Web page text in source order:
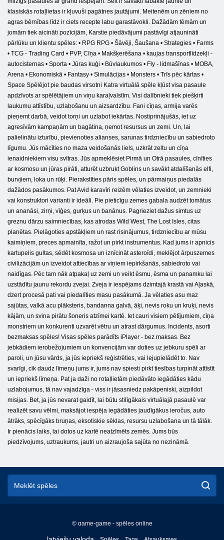
klasiskās rotaļlietas ir kļuvuši pagātnes jautājumi. Meitenēm un zēniem no
agras bērnības līdz ir ciets recepte labu garastāvokli. Dažādām tēmām un
jomām tiek aicināti pozīcijām, Karstie piedāvājumi pastāvīgi atjaunināti
pārlūku un klientu spēles: • RPG RPG • Šāvēji, Šaušana • Strategies • Farms
• TCG - Trading Card • PVP, Cīņa • Makšķerēšana • kaujas transportlīdzekļi -
autocisternas • Sporta • Jūras kuģi • Būvlaukumos • Fly - lidmašīnas • MOBA,
Arena • Ekonomiskā • Fantasy • Simulācijas • Monsters • Trīs pēc kārtas •
Space Spēlējot pie baudas virsotni Katra virtuālā spēle kļūst visa pasaule
apdzīvots ar spēlētājiem un viņu karaļvalstīm. Visi dalībnieki tiek piešķirti
laukumu attīstību, uzlabošanu un aizsardzību. Fani cīņas, armija varēs
pieņemt darbā, veidot torņi un uzlabot iekārtas. Nostiprinājušās, iet uz
agresīvām kampaņām un bagātina, ņemot resursus un zemi. Un, lai
palielinātu izturību, pievienoties alianses, sarunas tirdzniecību un sabiedroto
līgumu. Jūs mācīties no maza veidošanās liels, uzkrāt zeltu un cīņa
ienaidniekiem visu svītras. Jūs apmeklēsiet Pirmā un Otrā pasaules, cīnīties
ar kosmosu un jūras pirāti, atturēt uzbrukt Goblins un savākt atdalīšanās elfi,
burvjiem, loka un rūķi. Pierakstīties pāris spēles, un pārmaiņus piedalās
dažādos pasākumos. Pat Avid karavīri reizēm vēlaties izveidot, un zemnieki
vai konstruktori varianti ir ideāli. Pie pieticīgu zemes gabala audzēt tomātus
un ananāsi, zirņi, vīģes, gurķus un banānus. Pagrieziet dažus simtus uz
greznu dārzu saimniecības, kas atrodas Wild West, The Lost Isles, citas
planētas. Pielāgoties apstākļiem un rast risinājumus, tirdzniecību ar mūsu
kaimiņiem, preces apmainīta, ražot un pirkt instrumentus. Kad jums ir apnicis
kartupelis gultas, sēdēt kosmosa un iznīcināt asteroīdi, meklējot ārpuszemes
civilizācijām un izveidot attiecības ar viņiem iepirkšanās, sabiedroto vai
naidīgas. Pēc tam nāk atpakaļ uz zemi un veikt ēsmu, ēsma un panamku lai
uzstādītu jaunu rekordu zvejai. Zveja ir iespējams dzimtajā krastā vai Aļaskā,
dzert procesā pati vai piedalīties masu pasākumā. Ja vēlaties asu maz
sajūtas, valkā acu plāksteris, bandanna galvā, āķi, nevis roku un kruķi, nevis
kājām, un svina pirātu šoneris atzīmei kartē. Iet cauri visiem pētījumiem, cīņa
monstriem un konkurenti uzvarēt vētru un atrast dārgumus. Incidents, asorti
bezmaksas spēles! Visas spēles parādīts iPlayer - bez maksas. Bez
jebkādiem ierobežojumiem un konvencijām var doties uz jebkuru spēli ar
paroli, un jūsu vārds, ja jūs iepriekš reģistrēties, vai lejupielādēt to. Nav
svarīgi, cik daudz līmeņu jums ir, jums nav spiesti pirkt tiesības turpināt attīstīt
un iepriekš līmeņa. Pat ja daži no rotaļlietām piedāvāto iegādāties kādu
uzlabojumus, tā nav vajadzīga - viss ir jāsasniedz pakāpeniski, aizpildot
misijas. Bet, ja jūs nevarat gaidīt, lai būtu stilīgākais virtuālajā pasaulē var
realizēt savu vēlmi, maksājot iespēja iegādāties jaudīgākus ieročus, auto
ātrāks, spēcīgāks bruņas, eksotiskie sēklas, resursu uzlabošana un tā tālāk.
Ir pienācis laiks, lai dotos uz kartē neatzīmēts zemēs. Jums būs
piedzīvojums, uztraukums, jautri un aizraujoša sajūta no nezināmā.
© game-game - spēles online
English